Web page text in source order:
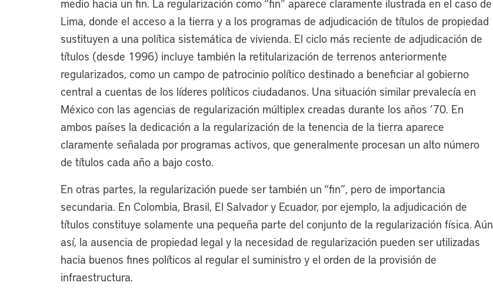
medio hacia un fin. La regularización como “fin” aparece claramente ilustrada en el caso de
Lima, donde el acceso a la tierra y a los programas de adjudicación de títulos de propiedad
sustituyen a una política sistemática de vivienda. El ciclo más reciente de adjudicación de
títulos (desde 1996) incluye también la retitularización de terrenos anteriormente
regularizados, como un campo de patrocinio político destinado a beneficiar al gobierno
central a cuentas de los líderes políticos ciudadanos. Una situación similar prevalecía en
México con las agencias de regularización múltiplex creadas durante los años ’70. En
ambos países la dedicación a la regularización de la tenencia de la tierra aparece
claramente señalada por programas activos, que generalmente procesan un alto número
de títulos cada año a bajo costo.
En otras partes, la regularización puede ser también un “fin”, pero de importancia
secundaria. En Colombia, Brasil, El Salvador y Ecuador, por ejemplo, la adjudicación de
títulos constituye solamente una pequeña parte del conjunto de la regularización física. Aún
así, la ausencia de propiedad legal y la necesidad de regularización pueden ser utilizadas
hacia buenos fines políticos al regular el suministro y el orden de la provisión de
infraestructura.